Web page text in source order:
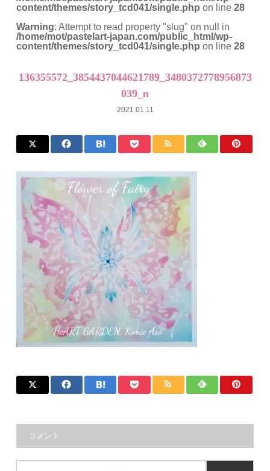
content/themes/story_tcd041/single.php on line28
Warning: Attempt to read property "slug" on null in
/home/mot/pastelart-japan.com/public_html/wp-
content/themes/story_tcd041/single.php on line28
136355572_3854437044621789_3480372778956873
039_n
2021.01.11
コメント